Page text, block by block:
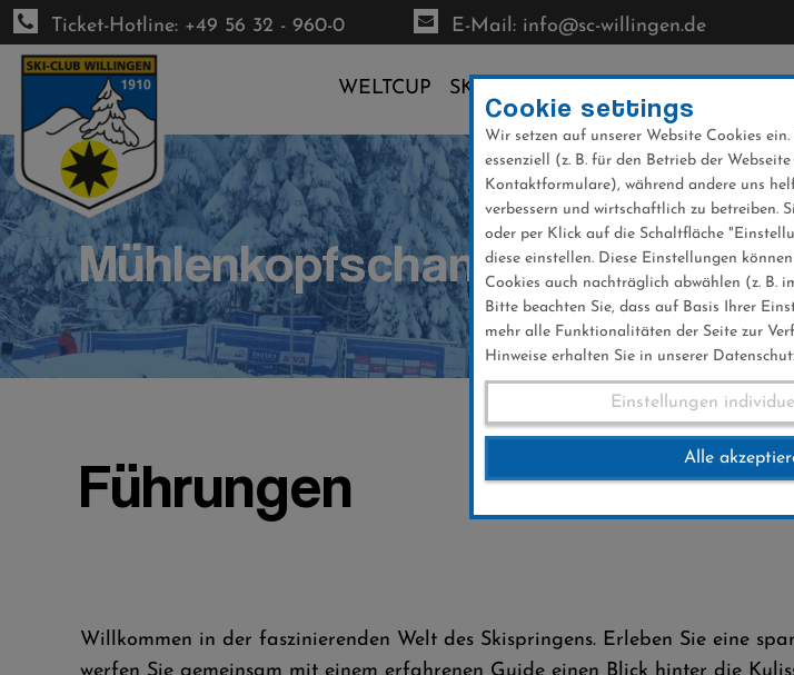
Direkt
zum
Inhalt
Ticket-Hotline: +49 56 32 - 960-0 E-Mail: info@sc-willingen.de
WELTCUP SKI-CLUB
Mühlenkopfschanze
Führungen
Willkommen in der faszinierenden Welt des Skispringens. Erleben Sie eine
Cookie settings
Wir setzen auf unserer Website Cookies
essenziell (z. B. für den Betrieb der
Kontaktformulare), während andere uns
verbessern und wirtschaftlich zu betreiben.
oder per Klick auf die Schaltfläche
diese einstellen. Diese Einstellungen
Cookies auch nachträglich abwählen (z. B.
Bitte beachten Sie, dass auf Basis Ihrer
mehr alle Funktionalitäten der Seite zur
Hinweise erhalten Sie in unserer
Einstellungen
Alle